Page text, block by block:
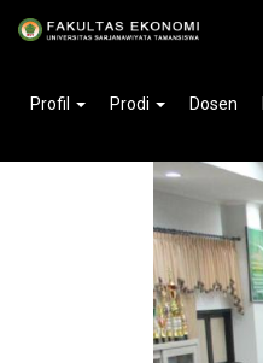
Profil Prodi Dosen